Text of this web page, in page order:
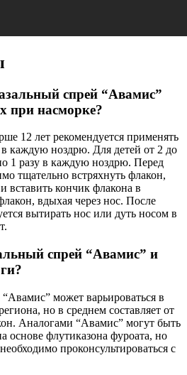
спрей “Авамис”
при насморке?
12 лет рекомендуется применять
в каждую ноздрю. Для детей от 2 до
1 разу в каждую ноздрю. Перед
тщательно встряхнуть флакон,
вставить кончик флакона в
вдыхая через нос. После
вытирать нос или дуть носом в
спрей “Авамис” и
может варьироваться в
но в среднем составляет от
Аналогами “Авамис” могут быть
основе флутиказона фуроата, но
проконсультироваться с